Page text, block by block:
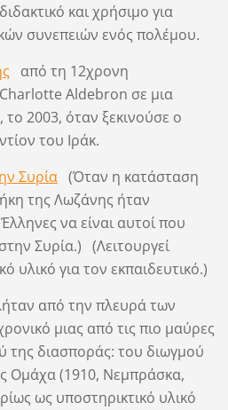
και χρήσιμο για
συνεπειών ενός πολέμου.
από τη 12χρονη
Aldebron σε μια
2003, όταν ξεκινούσε ο
του Ιράκ.
Συρία(Όταν η κατάσταση
της Λωζάνης ήταν
να είναι αυτοί που
Συρία.) (Λειτουργεί
υλικό για τον εκπαιδευτικό.)
από την πλευρά των
μιας από τις πιο μαύρες
της διασποράς: του διωγμού
Ομάχα (1910, Νεμπράσκα,
ως υποστηρικτικό υλικό